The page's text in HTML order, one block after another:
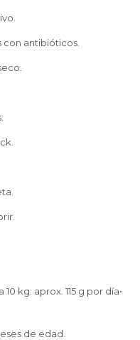
con antibióticos.
kg: aprox. 115 g por día•
de edad.